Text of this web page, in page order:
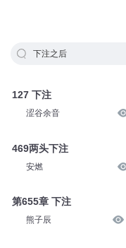
下注之后
127 下注
涩谷余音
469两头下注
安燃
第655章 下注
熊子辰